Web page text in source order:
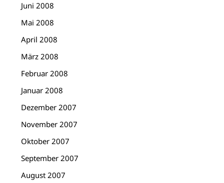
Juni 2008
Mai 2008
April 2008
März 2008
Februar 2008
Januar 2008
Dezember 2007
November 2007
Oktober 2007
September 2007
August 2007